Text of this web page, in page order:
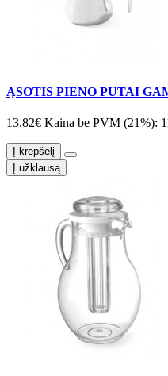
ĄSOTIS PIENO PUTAI
13.82€ Kaina be PVM (21%):
Į krepšelį
Į užklausą